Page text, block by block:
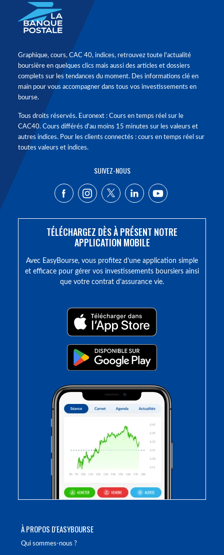
À PROPOS D'EASYBOURSE
Qui sommes-nous ?
Graphique, cours, CAC 40, indices, retrouvez toute l'actualité
boursière en quelques clics mais aussi des articles et dossiers
complets sur les tendances du moment. Des informations clé en
main pour vous accompagner dans tous vos investissements en
bourse.
Tous droits réservés. Euronext : Cours en temps réel sur le
CAC40. Cours différés d'au moins 15 minutes sur les valeurs et
autres indices. Pour les clients connectés : cours en temps réel sur
toutes valeurs et indices.
SUIVEZ-NOUS
TÉLÉCHARGEZ DÈS À PRÉSENT NOTRE
APPLICATION MOBILE
Avec EasyBourse, vous profitez d’une application simple
et efficace pour gérer vos investissements boursiers ainsi
que votre contrat d’assurance vie.